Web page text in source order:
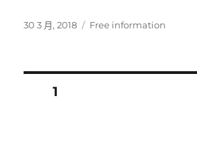
發
30 3 月, 2018
分
Free information
頁次1